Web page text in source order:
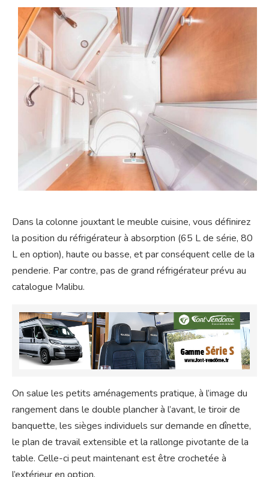
Dans la colonne jouxtant le meuble cuisine, vous définirez
la position du réfrigérateur à absorption (65 L de série, 80
L en option), haute ou basse, et par conséquent celle de la
penderie. Par contre, pas de grand réfrigérateur prévu au
catalogue Malibu.
On salue les petits aménagements pratique, à l’image du
rangement dans le double plancher à l’avant, le tiroir de
banquette, les sièges individuels sur demande en dînette,
le plan de travail extensible et la rallonge pivotante de la
table. Celle-ci peut maintenant est être crochetée à